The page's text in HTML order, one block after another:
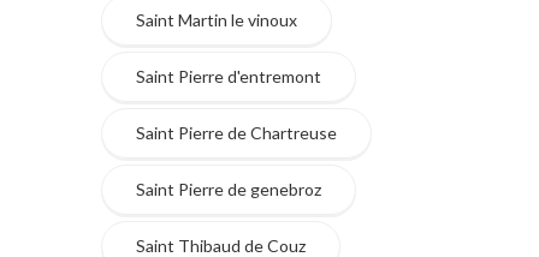
Saint Martin le vinoux
Saint Pierre d'entremont
Saint Pierre de Chartreuse
Saint Pierre de genebroz
Saint Thibaud de Couz